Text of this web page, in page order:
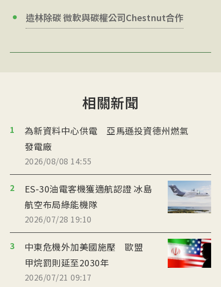
造林除碳 微軟與碳權公司Chestnut合作
相關新聞
1
為新資料中心供電 亞馬遜投資德州燃氣
發電廠
2026/08/08 14:55
2
ES-30油電客機獲適航認證 冰島
航空布局綠能機隊
2026/07/28 19:10
3
中東危機外加美國施壓 歐盟
甲烷罰則延至2030年
2026/07/21 09:17